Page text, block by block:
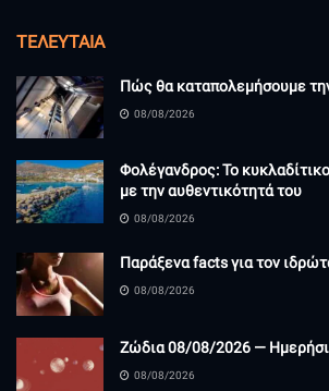
ΤΕΛΕΥΤΑΊΑ
Πώς θα καταπολεμήσουμε
08/08/2026
Φολέγανδρος: Το
με την αυθεντικότητά του
08/08/2026
Παράξενα facts για τον
08/08/2026
Ζώδια 08/08/2026 —
08/08/2026